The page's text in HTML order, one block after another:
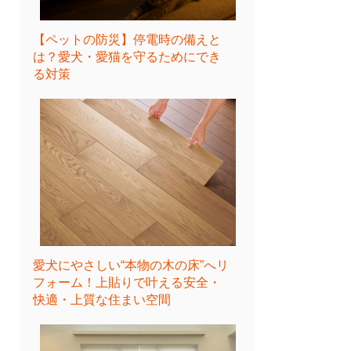
【ペットの防災】停電時の備えと
は？愛犬・愛猫を守るためにでき
る対策
愛犬にやさしい“本物の木の床”へリ
フォーム！上貼りで叶える安全・
快適・上質な住まい空間